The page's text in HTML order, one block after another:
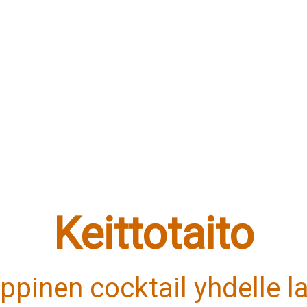
Keittotaito
cocktail yhdelle